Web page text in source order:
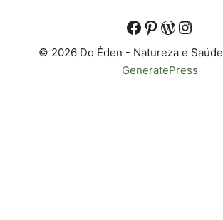
© 2026 Do Éden - Natureza e Saúde
GeneratePress